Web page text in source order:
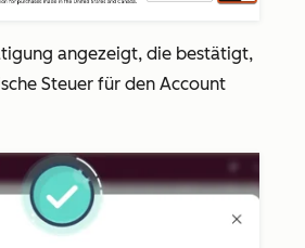
angezeigt, die bestätigt,
Steuer für den Account